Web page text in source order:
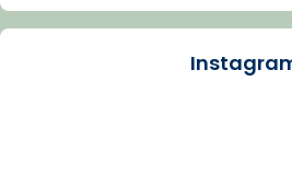
Arquebisbat de